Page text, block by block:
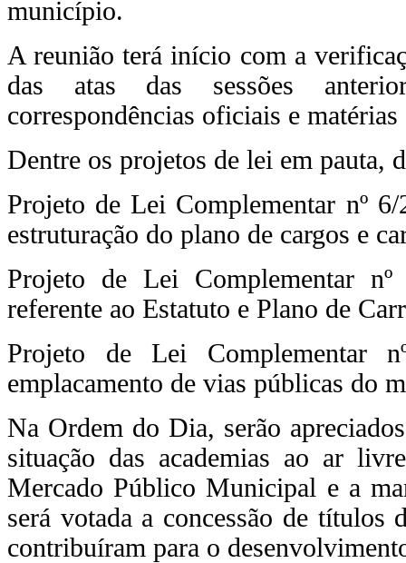
município.
A reunião terá início com a
das atas das sessões
correspondências oficiais e
Dentre os projetos de lei em pauta,
Projeto de Lei Complementar nº
estruturação do plano de cargos e
Projeto de Lei Complementar
referente ao Estatuto e Plano de
Projeto de Lei Complementar
emplacamento de vias públicas do
Na Ordem do Dia, serão
situação das academias ao ar
Mercado Público Municipal e a
será votada a concessão de títulos
contribuíram para o